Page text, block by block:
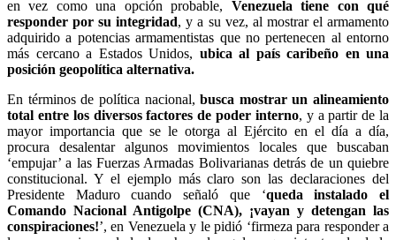
en vez como una opción probable, Venezuela tiene con qué
responder por su integridad, y a su vez, al mostrar el armamento
adquirido a potencias armamentistas que no pertenecen al entorno
más cercano a Estados Unidos, ubica al país caribeño en una
posición geopolítica alternativa.
En términos de política nacional,busca mostrar un alineamiento
total entre los diversos factores de poder interno, y a partir de la
mayor importancia que se le otorga al Ejército en el día a día,
procura desalentar algunos movimientos locales que buscaban
‘empujar’ a las Fuerzas Armadas Bolivarianas detrás de un quiebre
constitucional. Y el ejemplo más claro son las declaraciones del
Presidente Maduro cuando señaló que ‘queda instalado el
Comando Nacional Antigolpe (CNA), ¡vayan y detengan las
conspiraciones!’, en Venezuela y le pidió ‘firmeza para responder a